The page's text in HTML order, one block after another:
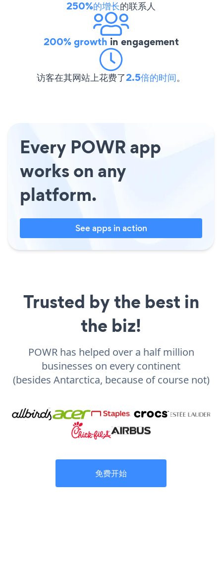
250%的增长的联系人
200% growth in engagement
访客在其网站上花费了2.5倍的时间。
Every POWR app
works on any
platform.
See apps in action
Trusted by the best in
the biz!
POWR has helped over a half million
businesses on every continent
(besides Antarctica, because of course not)
免费开始